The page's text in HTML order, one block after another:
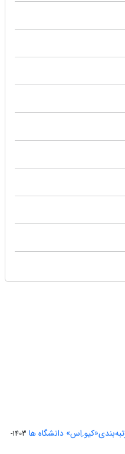
دانشگاه ها
1403-